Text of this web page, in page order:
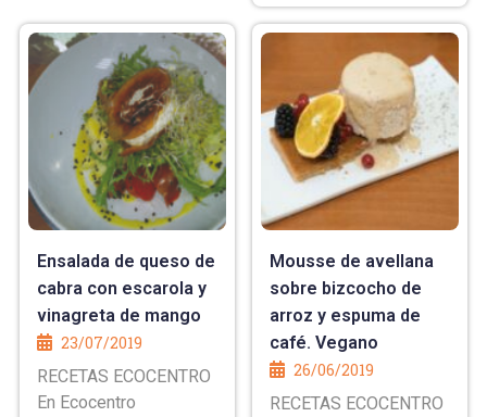
Ensalada de queso de
cabra con escarola y
vinagreta de mango
23/07/2019
RECETAS ECOCENTRO
En Ecocentro
Mousse de avellana
sobre bizcocho de
arroz y espuma de
café. Vegano
26/06/2019
RECETAS ECOCENTRO